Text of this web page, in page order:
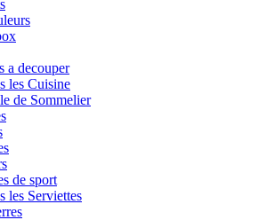
a decouper
les Cuisine
de Sommelier
de sport
les Serviettes